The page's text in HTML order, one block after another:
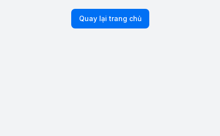
Quay lại trang chủ